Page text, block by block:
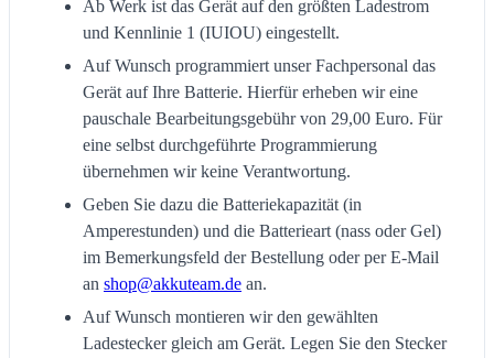
Ab Werk ist das Gerät auf den größten Ladestrom
und Kennlinie 1 (IUIOU) eingestellt.
Auf Wunsch programmiert unser Fachpersonal das
Gerät auf Ihre Batterie. Hierfür erheben wir eine
pauschale Bearbeitungsgebühr von 29,00 Euro. Für
eine selbst durchgeführte Programmierung
übernehmen wir keine Verantwortung.
Geben Sie dazu die Batteriekapazität (in
Amperestunden) und die Batterieart (nass oder Gel)
im Bemerkungsfeld der Bestellung oder per E-Mail
an shop@akkuteam.de an.
Auf Wunsch montieren wir den gewählten
Ladestecker gleich am Gerät. Legen Sie den Stecker